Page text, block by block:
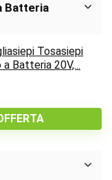
Batteria
Tosasiepi
Batteria 20V,...